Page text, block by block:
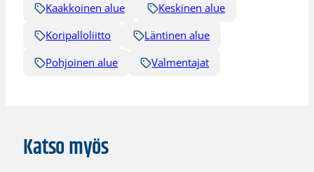
Kaakkoinen alue
Keskinen alue
Koripalloliitto
Läntinen alue
Pohjoinen alue
Valmentajat
Katso myös